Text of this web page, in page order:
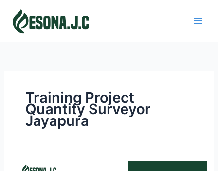
content
Training Project
Quantity Surveyor
Jayapura
PROJECT